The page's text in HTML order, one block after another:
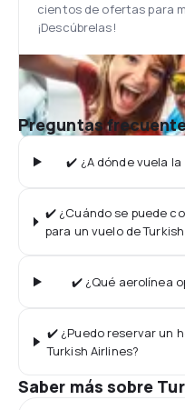
cientos de ofertas para
¡Descúbrelas!
Preguntas
✔️ ¿A dónde vuela la
✔️ ¿Cuándo se puede
para un vuelo de
✔️ ¿Qué aerolínea
✔️ ¿Puedo reservar un
Turkish Airlines?
Saber más sobre